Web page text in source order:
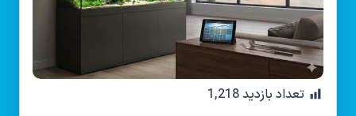
تعداد بازدید1,218